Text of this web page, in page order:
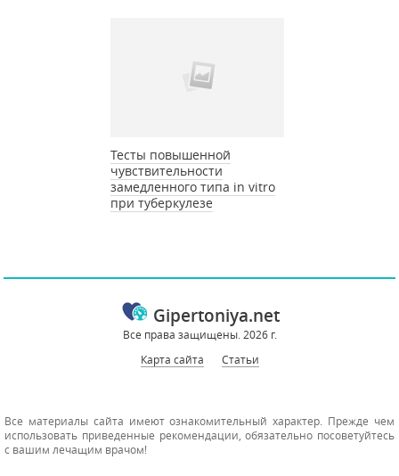
Тесты повышенной
чувствительности
замедленного типа in vitro
при туберкулезе
Gipertoniya.net
Все права защищены. 2026 г.
Карта сайта
Статьи
Все материалы сайта имеют ознакомительный характер. Прежде чем
использовать приведенные рекомендации, обязательно посоветуйтесь
с вашим лечащим врачом!